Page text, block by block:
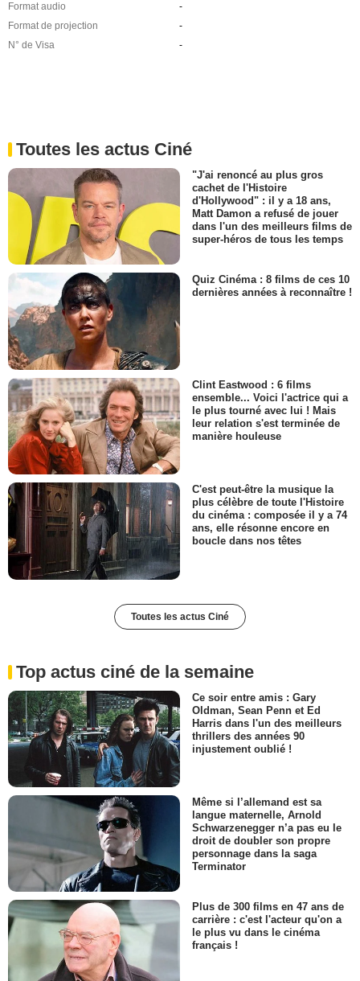
Format audio
-
Format de projection
-
N° de Visa
-
Toutes les actus Ciné
"J'ai renoncé au plus gros
cachet de l'Histoire
d'Hollywood" : il y a 18 ans,
Matt Damon a refusé de jouer
dans l'un des meilleurs films de
super-héros de tous les temps
Quiz Cinéma : 8 films de ces 10
dernières années à reconnaître !
Clint Eastwood : 6 films
ensemble... Voici l'actrice qui a
le plus tourné avec lui ! Mais
leur relation s'est terminée de
manière houleuse
C'est peut-être la musique la
plus célèbre de toute l'Histoire
du cinéma : composée il y a 74
ans, elle résonne encore en
boucle dans nos têtes
Toutes les actus Ciné
Top actus ciné de la semaine
Ce soir entre amis : Gary
Oldman, Sean Penn et Ed
Harris dans l'un des meilleurs
thrillers des années 90
injustement oublié !
Même si l’allemand est sa
langue maternelle, Arnold
Schwarzenegger n’a pas eu le
droit de doubler son propre
personnage dans la saga
Terminator
Plus de 300 films en 47 ans de
carrière : c'est l'acteur qu'on a
le plus vu dans le cinéma
français !